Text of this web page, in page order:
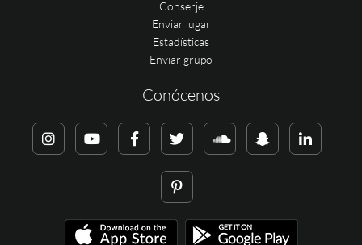
Conserje
Enviar lugar
Estadísticas
Enviar grupo
Conócenos